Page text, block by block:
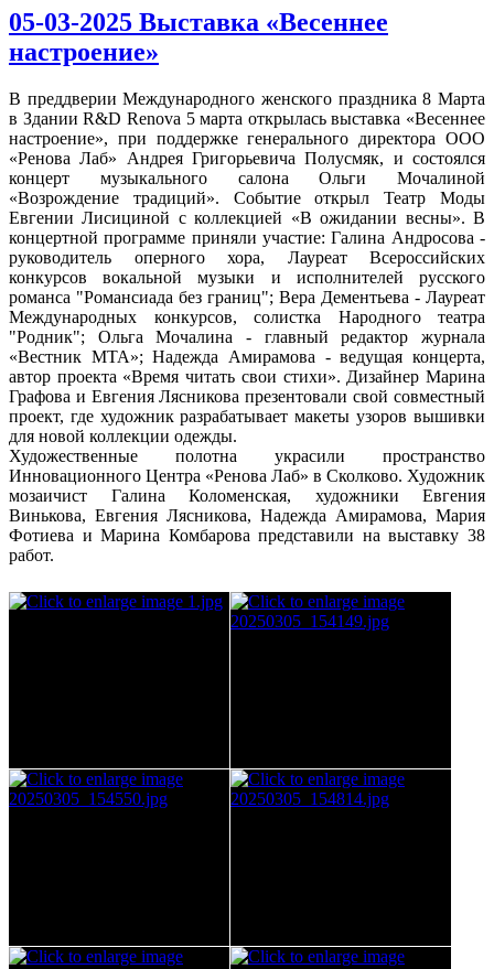
05-03-2025 Выставка «Весеннее
настроение»
В преддверии Международного женского праздника 8 Марта
в Здании R&D Renova 5 марта открылась выставка «Весеннее
настроение», при поддержке генерального директора ООО
«Ренова Лаб» Андрея Григорьевича Полусмяк, и состоялся
концерт музыкального салона Ольги Мочалиной
«Возрождение традиций». Событие открыл Театр Моды
Евгении Лисициной с коллекцией «В ожидании весны». В
концертной программе приняли участие: Галина Андросова -
руководитель оперного хора, Лауреат Всероссийских
конкурсов вокальной музыки и исполнителей русского
романса "Романсиада без границ"; Вера Дементьева - Лауреат
Международных конкурсов, солистка Народного театра
"Родник"; Ольга Мочалина - главный редактор журнала
«Вестник МТА»; Надежда Амирамова - ведущая концерта,
автор проекта «Время читать свои стихи». Дизайнер Марина
Графова и Евгения Лясникова презентовали свой совместный
проект, где художник разрабатывает макеты узоров вышивки
для новой коллекции одежды.
Художественные полотна украсили пространство
Инновационного Центра «Ренова Лаб» в Сколково. Художник
мозаичист Галина Коломенская, художники Евгения
Винькова, Евгения Лясникова, Надежда Амирамова, Мария
Фотиева и Марина Комбарова представили на выставку 38
работ.